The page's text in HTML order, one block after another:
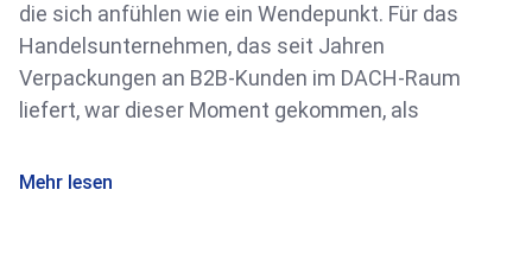
die sich anfühlen wie ein Wendepunkt. Für das
Handelsunternehmen, das seit Jahren
Verpackungen an B2B-Kunden im DACH-Raum
liefert, war dieser Moment gekommen, als
Mehr lesen